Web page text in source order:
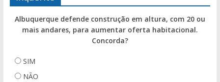
Albuquerque defende construção em altura, com 20 ou
mais andares, para aumentar oferta habitacional.
Concorda?
SIM
NÃO